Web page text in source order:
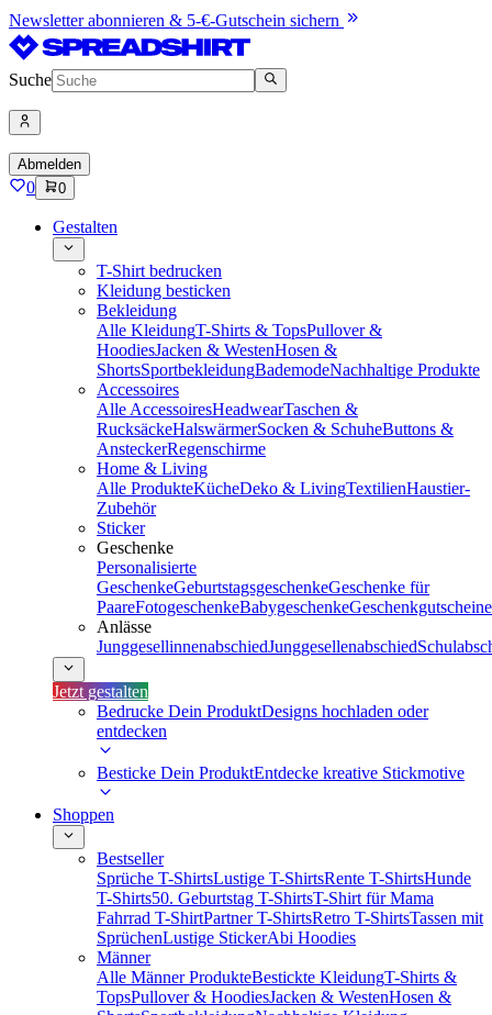
Newsletter abonnieren & 5-€-Gutschein sichern
Suche
Abmelden
0 0
Gestalten
T-Shirt bedrucken
Kleidung besticken
Bekleidung
Alle KleidungT-Shirts & TopsPullover &
HoodiesJacken & WestenHosen &
ShortsSportbekleidungBademodeNachhaltige Produkte
Accessoires
Alle AccessoiresHeadwearTaschen &
RucksäckeHalswärmerSocken & SchuheButtons &
AnsteckerRegenschirme
Home & Living
Alle ProdukteKücheDeko & LivingTextilienHaustier-
Zubehör
Sticker
Geschenke
Personalisierte
GeschenkeGeburtstagsgeschenkeGeschenke für
PaareFotogeschenkeBabygeschenkeGeschenkgutscheine
Anlässe
JunggesellinnenabschiedJunggesellenabschied
Jetzt gestalten
Bedrucke Dein ProduktDesigns hochladen oder
entdecken
Besticke Dein ProduktEntdecke kreative Stickmotive
Shoppen
Bestseller
Sprüche T-ShirtsLustige T-ShirtsRente T-ShirtsHunde
T-Shirts50. Geburtstag T-ShirtsT-Shirt für Mama
Fahrrad T-ShirtPartner T-ShirtsRetro T-ShirtsTassen mit
SprüchenLustige StickerAbi Hoodies
Männer
Alle Männer ProdukteBestickte KleidungT-Shirts &
TopsPullover & HoodiesJacken & WestenHosen &